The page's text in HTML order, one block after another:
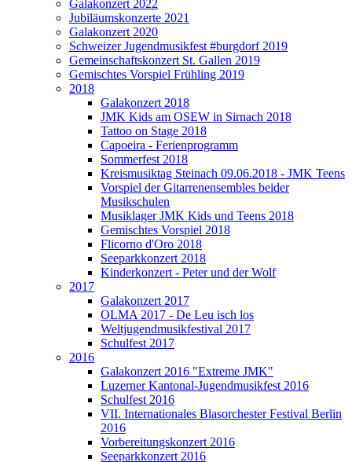
Galakonzert 2022
Jubiläumskonzerte 2021
Galakonzert 2020
Schweizer Jugendmusikfest #burgdorf 2019
Gemeinschaftskonzert St. Gallen 2019
Gemischtes Vorspiel Frühling 2019
2018
Galakonzert 2018
JMK Kids am OSEW in Sirnach 2018
Tattoo on Stage 2018
Capoeira - Ferienprogramm
Sommerfest 2018
Kreismusiktag Steinach 09.06.2018 - JMK Teens
Vorspiel der Gitarrenensembles beider
Musikschulen
Musiklager JMK Kids und Teens 2018
Gemischtes Vorspiel 2018
Flicorno d'Oro 2018
Seeparkkonzert 2018
Kinderkonzert - Peter und der Wolf
2017
Galakonzert 2017
OLMA 2017 - De Leu isch los
Weltjugendmusikfestival 2017
Schulfest 2017
2016
Galakonzert 2016 "Extreme JMK"
Luzerner Kantonal-Jugendmusikfest 2016
Schulfest 2016
VII. Internationales Blasorchester Festival Berlin
2016
Vorbereitungskonzert 2016
Seeparkkonzert 2016